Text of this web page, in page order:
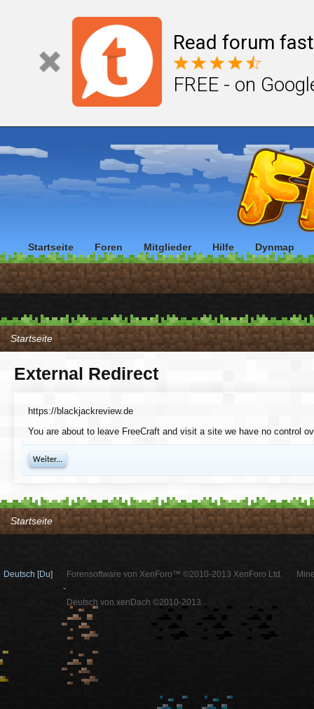
Read forum
FREE - on
Startseite
External Redirect
https://blackjackreview.de
You are about to leave FreeCraft and visit a site we have no control
Weiter...
Startseite
Startseite Foren Mitglieder Hilfe Dynmap
Deutsch [Du]
Forensoftware von XenForo™ ©2010-2013 XenForo Ltd.
-
Deutsch von xenDach ©2010-2013